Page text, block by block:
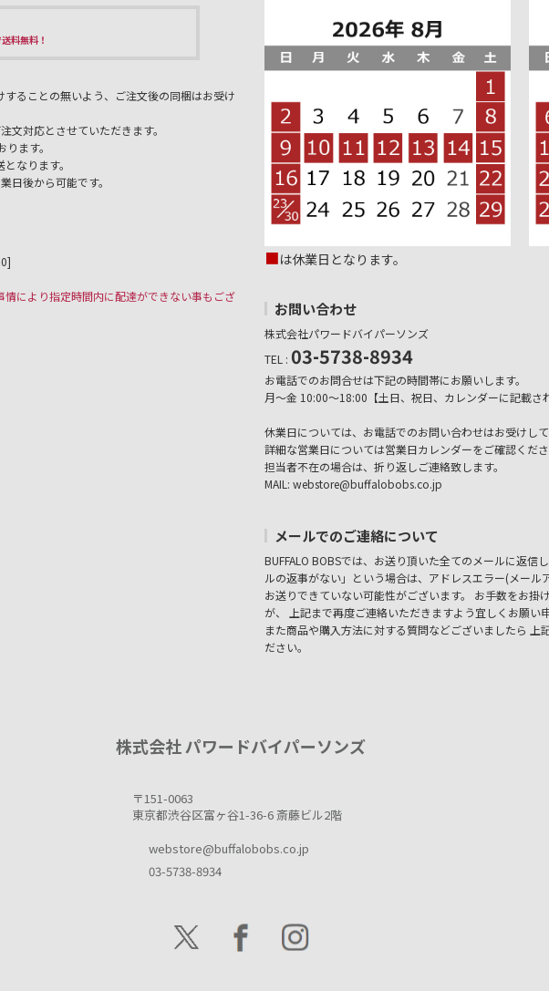
料無料！
ることの無いよう、ご注文後の同梱はお受け
文対応とさせていただきます。
ます。
なります。
日後から可能です。
により指定時間内に配達ができない事もござ
■は休業日となります。
お問い合わせ
株式会社パワードバイパーソンズ
TEL : 03-5738-8934
お電話でのお問合せは下記の時間帯にお願いします。
月～金 10:00～18:00【土日、祝日、カレンダーに記載さ
休業日については、お電話でのお問い合わせはお受けして
詳細な営業日については営業日カレンダーをご確認くださ
担当者不在の場合は、折り返しご連絡致します。
MAIL: webstore@buffalobobs.co.jp
メールでのご連絡について
BUFFALO BOBSでは、お送り頂いた全てのメールに返信し
ルの返事がない」という場合は、アドレスエラー(メール
お送りできていない可能性がございます。 お手数をお掛
が、 上記まで再度ご連絡いただきますよう宜しくお願い申
また商品や購入方法に対する質問などございましたら 上
ださい。
株式会社 パワードバイパーソンズ
〒151-0063
東京都渋谷区富ヶ谷1-36-6 斎藤ビル2階
webstore@buffalobobs.co.jp
03-5738-8934